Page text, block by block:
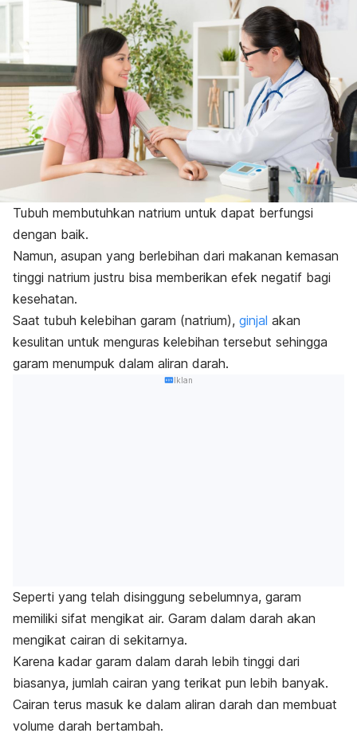
Tubuh membutuhkan natrium untuk dapat berfungsi
dengan baik.
Namun, asupan yang berlebihan dari makanan kemasan
tinggi natrium justru bisa memberikan efek negatif bagi
kesehatan.
Saat tubuh kelebihan garam (natrium), ginjal akan
kesulitan untuk menguras kelebihan tersebut sehingga
garam menumpuk dalam aliran darah.
Iklan
Seperti yang telah disinggung sebelumnya, garam
memiliki sifat mengikat air. Garam dalam darah akan
mengikat cairan di sekitarnya.
Karena kadar garam dalam darah lebih tinggi dari
biasanya, jumlah cairan yang terikat pun lebih banyak.
Cairan terus masuk ke dalam aliran darah dan membuat
volume darah bertambah.